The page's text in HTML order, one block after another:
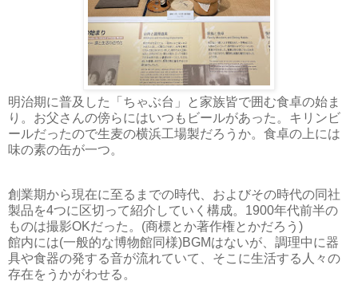
明治期に普及した「ちゃぶ台」と家族皆で囲む食卓の始ま
り。お父さんの傍らにはいつもビールがあった。キリンビ
ールだったので生麦の横浜工場製だろうか。食卓の上には
味の素の缶が一つ。
創業期から現在に至るまでの時代、およびその時代の同社
製品を4つに区切って紹介していく構成。1900年代前半の
ものは撮影OKだった。(商標とか著作権とかだろう)
館内には(一般的な博物館同様)BGMはないが、調理中に器
具や食器の発する音が流れていて、そこに生活する人々の
存在をうかがわせる。